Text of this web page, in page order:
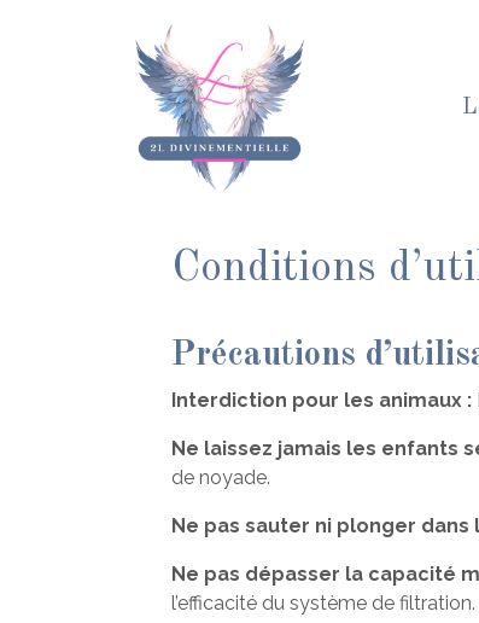
Conditions
Précautions
Interdiction pour les animaux :
Ne laissez jamais les enfants
de noyade.
Ne pas sauter ni plonger dans
Ne pas dépasser la capacité
l’efficacité du système de filtration.